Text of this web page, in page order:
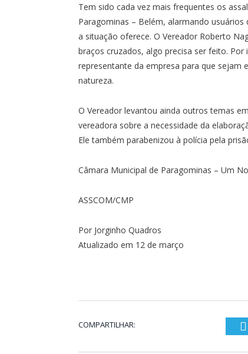
Tem sido cada vez mais frequentes os
Paragominas – Belém, alarmando
a situação oferece. O Vereador Roberto
braços cruzados, algo precisa ser feito.
representante da empresa para que sejam
natureza.
O Vereador levantou ainda outros temas
vereadora sobre a necessidade da
Ele também parabenizou à polícia pela
Câmara Municipal de Paragominas – Um
ASSCOM/CMP
Por Jorginho Quadros
Atualizado em 12 de março
COMPARTILHAR: